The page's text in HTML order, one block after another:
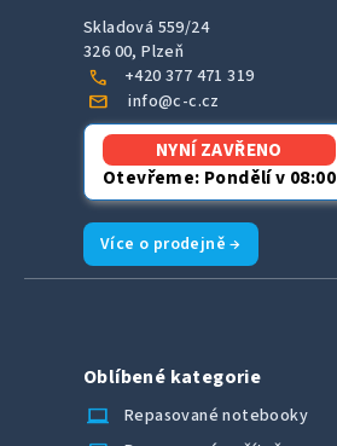
Skladová 559/24
326 00, Plzeň
call +420 377 471 319
mail info@c-c.cz
NYNÍ ZAVŘENO
Otevřeme: Pondělí v 08:00
Více o prodejně →
Oblíbené kategorie
laptop_chromebook
Repasované notebooky